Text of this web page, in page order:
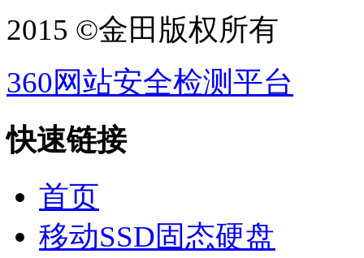
2015 ©金田版权所有
360网站安全检测平台
快速链接
首页
移动SSD固态硬盘